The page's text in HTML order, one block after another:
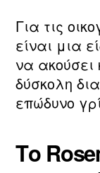
Για τις
είναι μια
να ακούσει
δύσκολη
επώδυνο
Το